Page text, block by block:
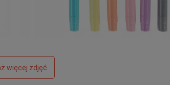
więcej zdjęć